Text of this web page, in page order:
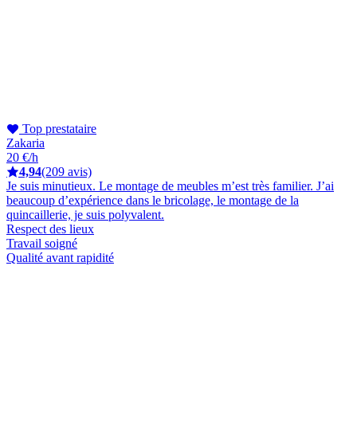
Top prestataire
Zakaria
20 €/h
4,94(209 avis)
Je suis minutieux. Le montage de meubles m’est très familier. J’ai
beaucoup d’expérience dans le bricolage, le montage de la
quincaillerie, je suis polyvalent.
Respect des lieux
Travail soigné
Qualité avant rapidité